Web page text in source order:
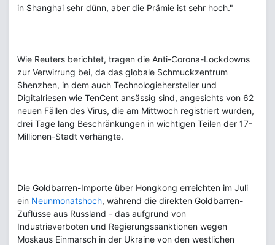
in Shanghai sehr dünn, aber die Prämie ist sehr hoch."
Wie Reuters berichtet, tragen die Anti-Corona-Lockdowns
zur Verwirrung bei, da das globale Schmuckzentrum
Shenzhen, in dem auch Technologiehersteller und
Digitalriesen wie TenCent ansässig sind, angesichts von 62
neuen Fällen des Virus, die am Mittwoch registriert wurden,
drei Tage lang Beschränkungen in wichtigen Teilen der 17-
Millionen-Stadt verhängte.
Die Goldbarren-Importe über Hongkong erreichten im Juli
ein Neunmonatshoch, während die direkten Goldbarren-
Zuflüsse aus Russland - das aufgrund von
Industrieverboten und Regierungssanktionen wegen
Moskaus Einmarsch in der Ukraine von den westlichen